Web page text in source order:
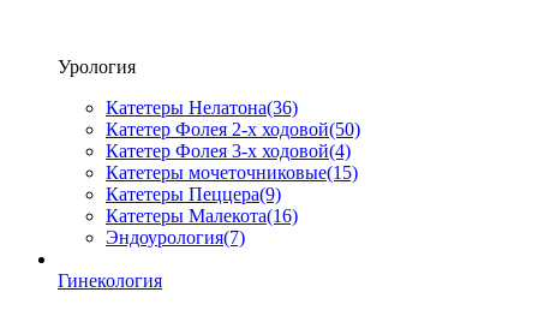
Урология
Катетеры Нелатона(36)
Катетер Фолея 2-х ходовой(50)
Катетер Фолея 3-х ходовой(4)
Катетеры мочеточниковые(15)
Катетеры Пеццера(9)
Катетеры Малекота(16)
Эндоурология(7)
Гинекология